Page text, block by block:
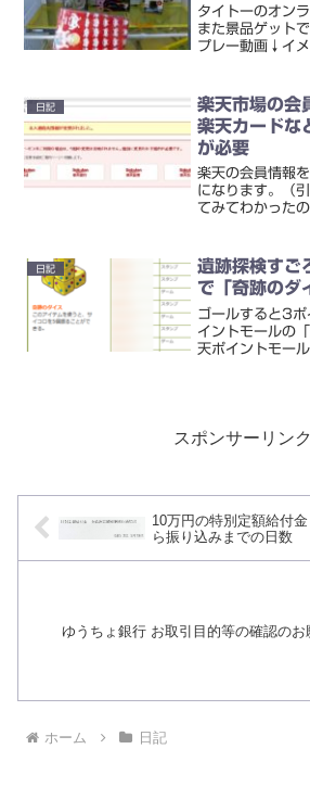
タイトーのオン
また景品ゲット
プレー動画↓イメ
しい。これで、
ます。1回目は
日記
楽天市場の会
楽天カードな
が必要
楽天の会員情報
になります。（
てみてわかった
楽天銀行■楽天証
それぞれ手続き
日記
遺跡探検すご
で「奇跡のダ
ゴールすると3
イントモールの
天ポイントモー
スポンサーリンク
10万円の特別定額給付
ら振り込みまでの日数
ゆうちょ銀行 お取引目的等の確認のお
ホーム 日記